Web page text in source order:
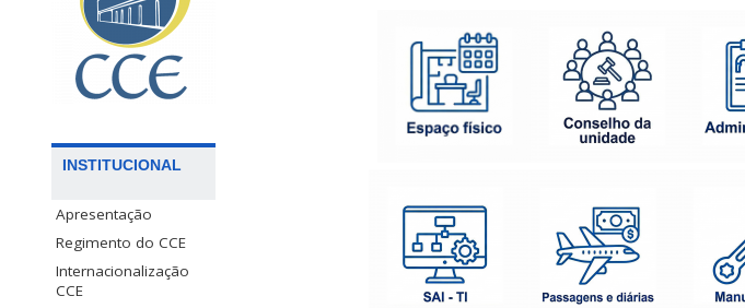
INSTITUCIONAL
Apresentação
Regimento do CCE
Internacionalização
CCE